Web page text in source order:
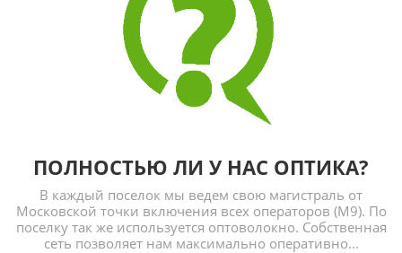
ПОЛНОСТЬЮ ЛИ У НАС ОПТИКА?
В каждый поселок мы ведем свою магистраль от
Московской точки включения всех операторов (М9). По
поселку так же используется оптоволокно. Собственная
сеть позволяет нам максимально оперативно...